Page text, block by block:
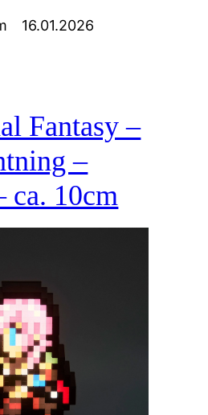
16.01.2026
Fantasy –
–
ca. 10cm